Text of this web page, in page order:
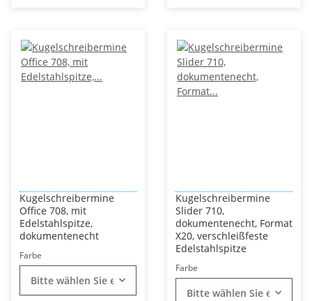
Kugelschreibermine
Office 708, mit
Edelstahlspitze,
dokumentenecht
Farbe
Bitte wählen Sie eine Variation.
Kugelschreibermine
Slider 710,
dokumentenecht, Format
X20, verschleißfeste
Edelstahlspitze
Farbe
Bitte wählen Sie eine